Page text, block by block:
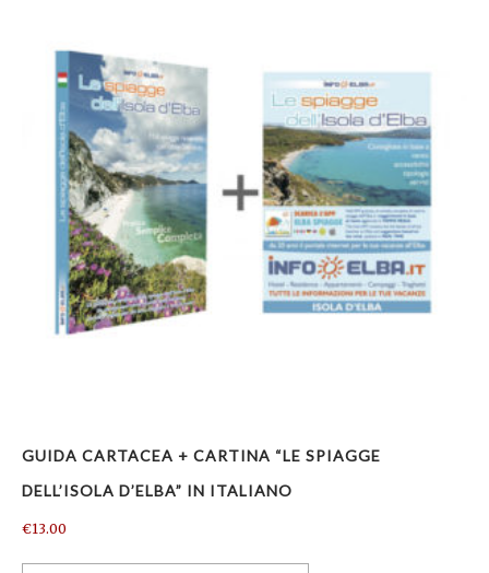
GUIDA CARTACEA + CARTINA “LE SPIAGGE
DELL’ISOLA D’ELBA” IN ITALIANO
€13.00